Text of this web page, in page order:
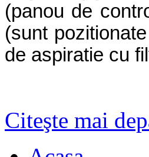
(panou de
(sunt
de aspiratie cu
Citeşte mai